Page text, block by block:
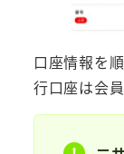
口座情報を
行口座は会